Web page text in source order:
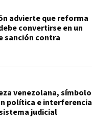
advierte que reforma
convertirse en un
sanción contra
venezolana, símbolo
política e interferencia
judicial